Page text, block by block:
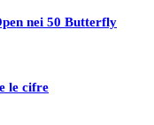
nei 50 Butterfly
le cifre